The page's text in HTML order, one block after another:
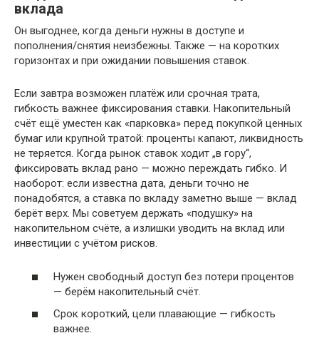
вклада
Он выгоднее, когда деньги нужны в доступе и
пополнения/снятия неизбежны. Также — на коротких
горизонтах и при ожидании повышения ставок.
Если завтра возможен платёж или срочная трата,
гибкость важнее фиксирования ставки. Накопительный
счёт ещё уместен как «парковка» перед покупкой ценных
бумаг или крупной тратой: проценты капают, ликвидность
не теряется. Когда рынок ставок ходит „в гору“,
фиксировать вклад рано — можно переждать гибко. И
наоборот: если известна дата, деньги точно не
понадобятся, а ставка по вкладу заметно выше — вклад
берёт верх. Мы советуем держать «подушку» на
накопительном счёте, а излишки уводить на вклад или
инвестиции с учётом рисков.
Нужен свободный доступ без потери процентов
— берём накопительный счёт.
Срок короткий, цели плавающие — гибкость
важнее.